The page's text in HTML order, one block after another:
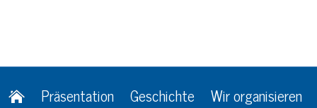
Präsentation Geschichte Wir organisieren